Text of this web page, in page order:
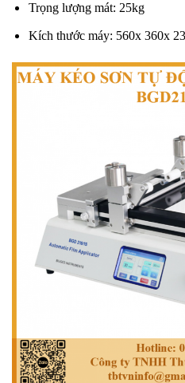
Trọng lượng mát: 25kg
Kích thước máy: 560x 360x